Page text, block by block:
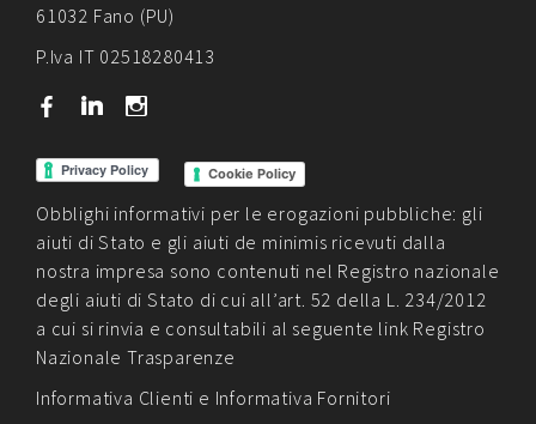
61032 Fano (PU)
P.Iva IT 02518280413
b j x
Cookie Policy
Obblighi informativi per le erogazioni pubbliche: gli
aiuti di Stato e gli aiuti de minimis ricevuti dalla
nostra impresa sono contenuti nel Registro nazionale
degli aiuti di Stato di cui all’art. 52 della L. 234/2012
a cui si rinvia e consultabili al seguente link Registro
Nazionale Trasparenze
Informativa Clienti e Informativa Fornitori